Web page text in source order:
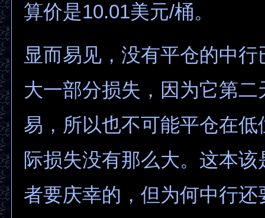
算价是10.01美元/桶。
显而易见，没有平仓的中
大一部分损失，因为它第二
易，所以也不可能平仓在低
际损失没有那么大。这本
者要庆幸的，但为何中行还